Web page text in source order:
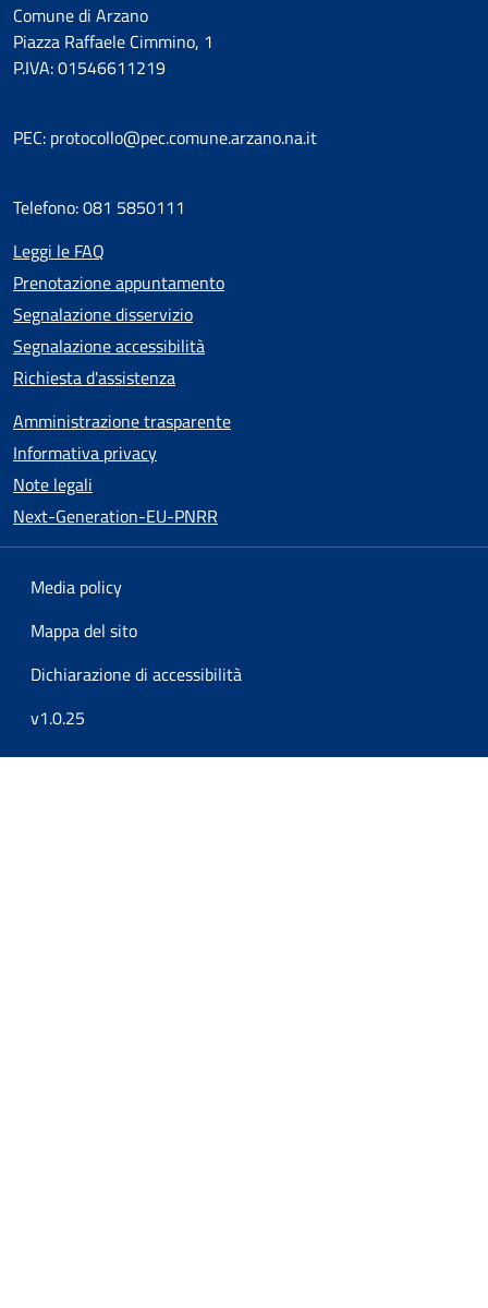
Comune di Arzano
Piazza Raffaele Cimmino, 1
P.IVA: 01546611219
PEC: protocollo@pec.comune.arzano.na.it
Telefono: 081 5850111
Leggi le FAQ
Prenotazione appuntamento
Segnalazione disservizio
Segnalazione accessibilità
Richiesta d'assistenza
Amministrazione trasparente
Informativa privacy
Note legali
Next-Generation-EU-PNRR
Media policy
Mappa del sito
Dichiarazione di accessibilità
v1.0.25